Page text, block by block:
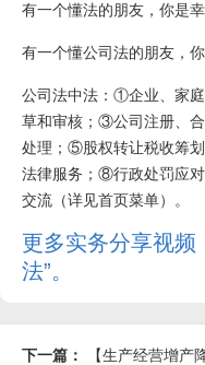
有一个懂法的朋友，你是幸
有一个懂公司法的朋友，
公司法中法：①企业、家
草和审核；③公司注册、
处理；⑤股权转让税收筹
法律服务；⑧行政处罚应
交流（详见首页菜单）。
更多实务分享视频
法”。
下一篇：
【生产经营增